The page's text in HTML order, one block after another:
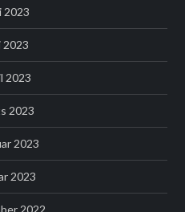
2023
2023
2023
2023
2023
2023
2022